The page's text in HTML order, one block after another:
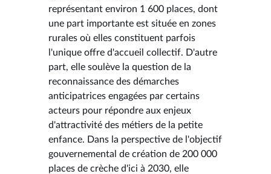
représentant environ 1 600 places, dont
une part importante est située en zones
rurales où elles constituent parfois
l'unique offre d'accueil collectif. D'autre
part, elle soulève la question de la
reconnaissance des démarches
anticipatrices engagées par certains
acteurs pour répondre aux enjeux
d'attractivité des métiers de la petite
enfance. Dans la perspective de l'objectif
gouvernemental de création de 200 000
places de crèche d'ici à 2030, elle